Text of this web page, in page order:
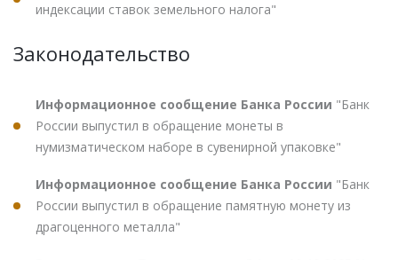
индексации ставок земельного налога"
Законодательство
Информационное сообщение Банка России "Банк
России выпустил в обращение монеты в
нумизматическом наборе в сувенирной упаковке"
Информационное сообщение Банка России "Банк
России выпустил в обращение памятную монету из
драгоценного металла"